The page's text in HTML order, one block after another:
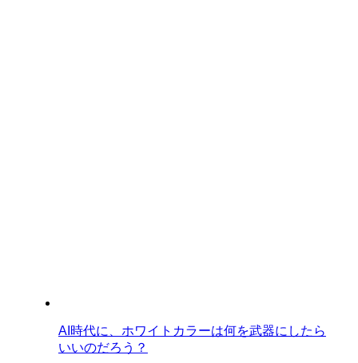
AI時代に、ホワイトカラーは何を武器にしたら
いいのだろう？